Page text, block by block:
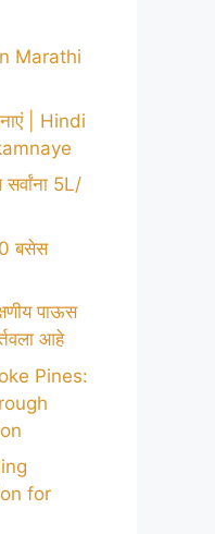
Marathi
| Hindi
सर्वांना 5L/
बसेस
पाऊस
आहे
Pines:
for